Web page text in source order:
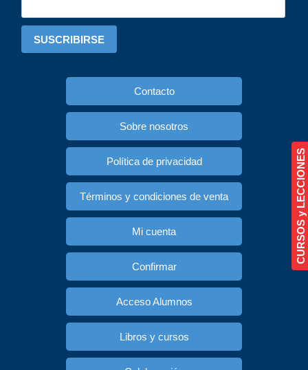
CURSOS y LECCIONES
SUSCRIBIRSE
Contacto
Sobre nosotros
Política de privacidad
Términos y condiciones de venta
Mi cuenta
Confirmar
Acceso Alumnos
Libros y cursos